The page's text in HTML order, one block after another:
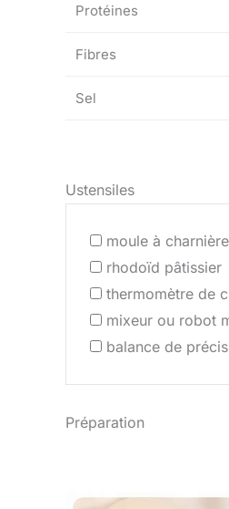
Protéines
Fibres
Sel
Ustensiles
moule à
rhodoïd pâtissier
thermomètre de
mixeur ou robot
balance de
Préparation